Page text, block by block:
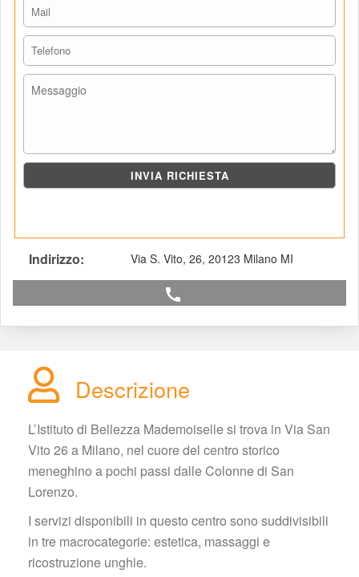
Indirizzo: Via S. Vito, 26, 20123 Milano MI
call
Descrizione
L’Istituto di Bellezza Mademoiselle si trova in Via San
Vito 26 a Milano, nel cuore del centro storico
meneghino a pochi passi dalle Colonne di San
Lorenzo.
I servizi disponibili in questo centro sono suddivisibili
in tre macrocategorie: estetica, massaggi e
ricostruzione unghie.